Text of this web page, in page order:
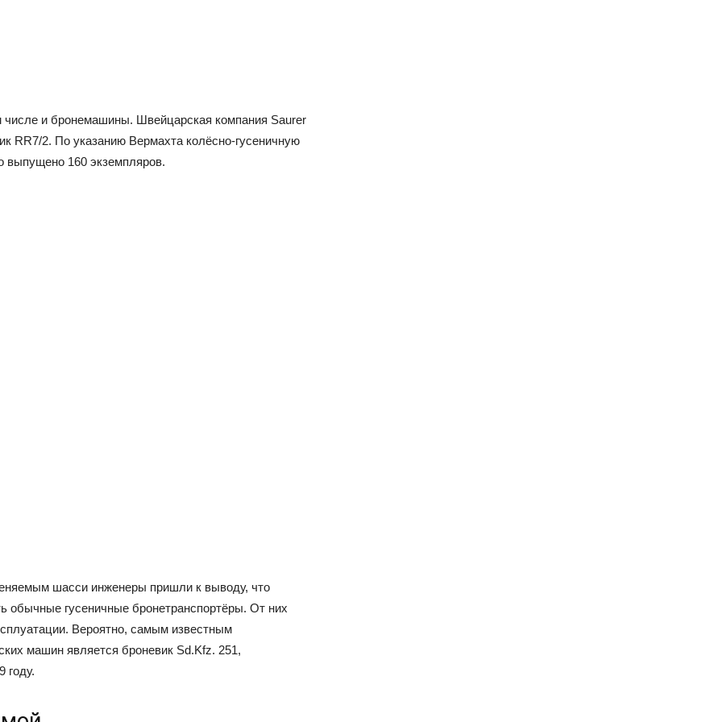
и бронемашины. Швейцарская компания Saurer
RR7/2. По указанию Вермахта колёсно-гусеничную
выпущено 160 экземпляров.
шасси инженеры пришли к выводу, что
обычные гусеничные бронетранспортёры. От них
Вероятно, самым известным
машин является броневик Sd.Kfz. 251,
году.